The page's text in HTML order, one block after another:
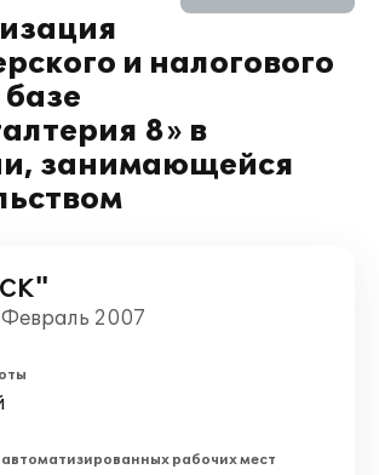
и налогового
8» в
занимающейся
Февраль 2007
рабочих мест